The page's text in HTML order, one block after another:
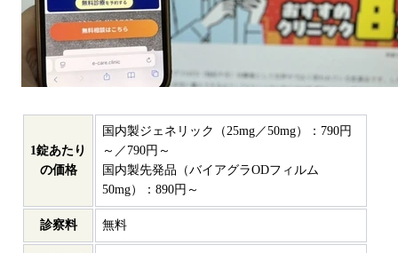
1錠あたり
の価格
国内製ジェネリック（25mg／50mg）：790円
～／790円～
国内製先発品（バイアグラODフィルム
50mg）：890円～
診察料 無料